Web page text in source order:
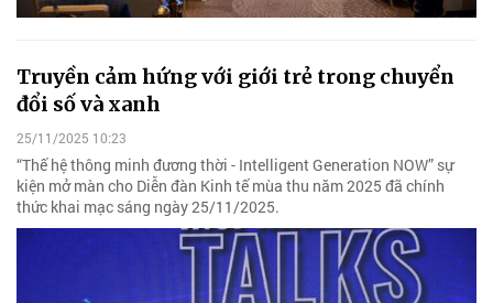
Truyền cảm hứng với giới trẻ trong chuyển
đổi số và xanh
25/11/2025 10:23
“Thế hệ thông minh đương thời - Intelligent Generation NOW” sự
kiện mở màn cho Diễn đàn Kinh tế mùa thu năm 2025 đã chính
thức khai mạc sáng ngày 25/11/2025.